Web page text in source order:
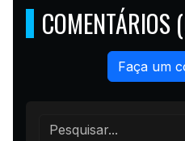
COMENTÁRIOS
Faça um